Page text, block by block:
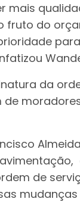
mais
fruto do
da
de